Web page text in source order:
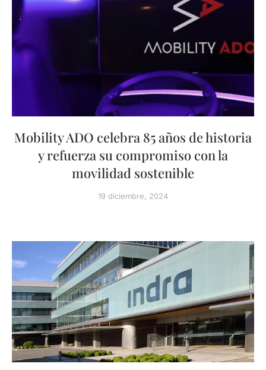
Mobility ADO celebra 85 años de historia
y refuerza su compromiso con la
movilidad sostenible
19 diciembre, 2024